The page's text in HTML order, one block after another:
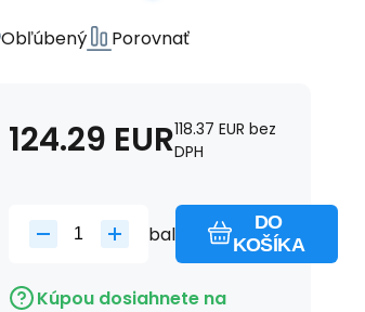
Obľúbený Porovnať
124.29 EUR118.37 EUR bez
DPH
bal
DO
KOŠÍKA
Kúpou dosiahnete na